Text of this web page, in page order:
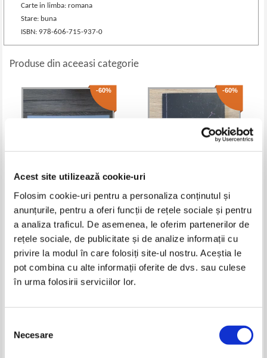
Acest site utilizează cookie-uri
Folosim cookie-uri pentru a personaliza conținutul și
anunțurile, pentru a oferi funcții de rețele sociale și pentru
a analiza traficul. De asemenea, le oferim partenerilor de
rețele sociale, de publicitate și de analize informații cu
privire la modul în care folosiți site-ul nostru. Aceștia le
pot combina cu alte informații oferite de dvs. sau culese
în urma folosirii serviciilor lor.
consimțământului
Necesare
Carte in limba: romana
Stare: buna
ISBN: 978-606-715-937-0
Produse din aceeasi categorie
-60%
Pret:16,00Lei 6,40 Lei
Adaugă în coș
-60%
Pret:16,00Lei 6,40 Lei
Adaugă în coș